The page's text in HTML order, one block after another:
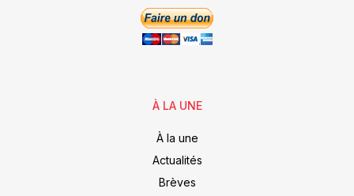
À LA UNE
À la une
Actualités
Brèves